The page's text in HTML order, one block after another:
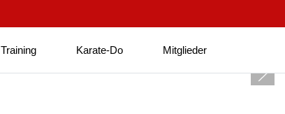
Training Karate-Do Mitglieder